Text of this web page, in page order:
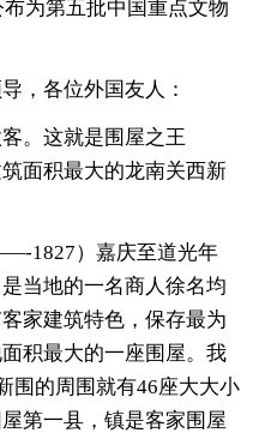
为第五批中国重点文物
各位外国友人：
。这就是围屋之王
积最大的龙南关西新
1827）嘉庆至道光年
当地的一名商人徐名均
家建筑特色，保存最为
积最大的一座围屋。我
围的周围就有46座大大小
第一县，镇是客家围屋